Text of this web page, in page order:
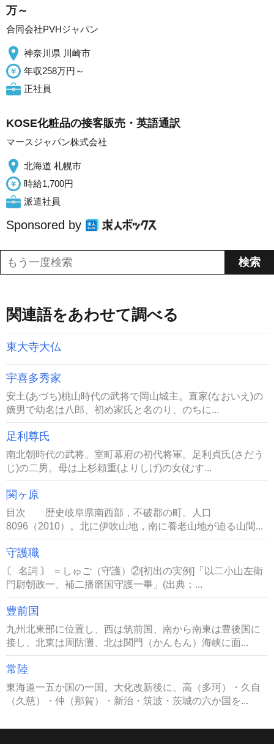
万～
合同会社PVHジャパン
神奈川県 川崎市
年収258万円～
正社員
KOSE化粧品の接客販売・英語通訳
マースジャパン株式会社
北海道 札幌市
時給1,700円
派遣社員
Sponsored by
関連語をあわせて調べる
東大寺大仏
宇喜多秀家
安土(あづち)桃山時代の武将で岡山城主。直家(なおいえ)の
嫡男で幼名は八郎、初め家氏と名のり、のちに...
足利尊氏
南北朝時代の武将。室町幕府の初代将軍。足利貞氏(さだう
じ)の二男。母は上杉頼重(よりしげ)の女(むす...
関ヶ原
目次 歴史岐阜県南西部，不破郡の町。人口
8096（2010）。北に伊吹山地，南に養老山地が迫る山間...
守護職
〘 名詞 〙 ＝しゅご（守護）②[初出の実例]「以二小山左衛
門尉朝政一、補二播磨国守護一畢」(出典：...
豊前国
九州北東部に位置し、西は筑前国、南から南東は豊後国に
接し、北東は周防灘、北は関門（かんもん）海峡に面...
常陸
東海道一五か国の一国。大化改新後に、高（多珂）・久自
（久慈）・仲（那賀）・新治・筑波・茨城の六か国を...